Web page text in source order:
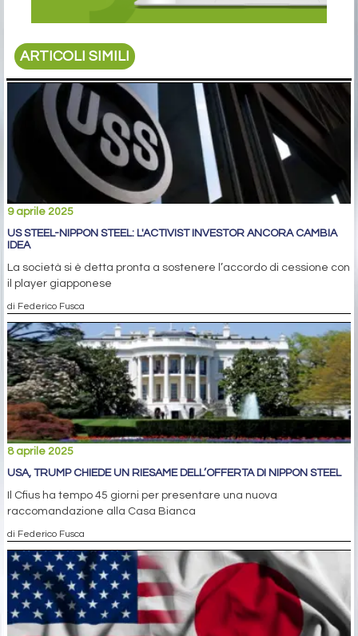
ARTICOLI SIMILI
9 aprile 2025
US STEEL-NIPPON STEEL: L'ACTIVIST INVESTOR ANCORA CAMBIA
IDEA
La società si è detta pronta a sostenere l’accordo di cessione con
il player giapponese
di Federico Fusca
8 aprile 2025
USA, TRUMP CHIEDE UN RIESAME DELL’OFFERTA DI NIPPON STEEL
Il Cfius ha tempo 45 giorni per presentare una nuova
raccomandazione alla Casa Bianca
di Federico Fusca